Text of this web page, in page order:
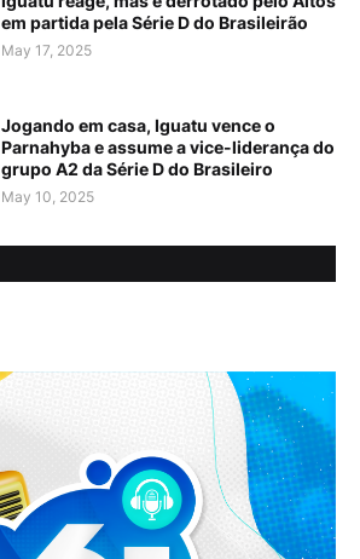
em partida pela Série D do Brasileirão
May 17, 2025
Jogando em casa, Iguatu vence o
Parnahyba e assume a vice-liderança do
grupo A2 da Série D do Brasileiro
May 10, 2025